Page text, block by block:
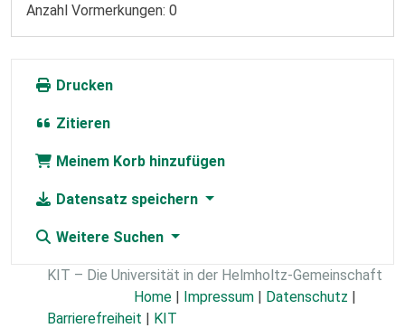
Anzahl Vormerkungen: 0
Drucken
Zitieren
Meinem Korb hinzufügen
Datensatz speichern
Weitere Suchen
KIT – Die Universität in der Helmholtz-Gemeinschaft
Home | Impressum | Datenschutz |
Barrierefreiheit | KIT